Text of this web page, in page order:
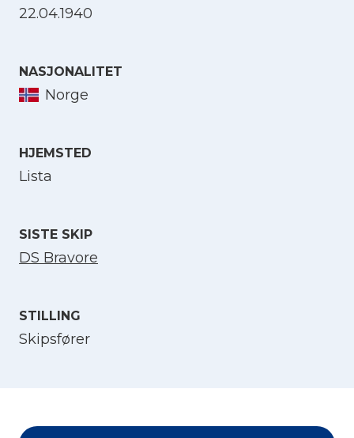
22.04.1940
NASJONALITET
Norge
HJEMSTED
Lista
SISTE SKIP
DS Bravore
STILLING
Skipsfører
Norsk bokmål